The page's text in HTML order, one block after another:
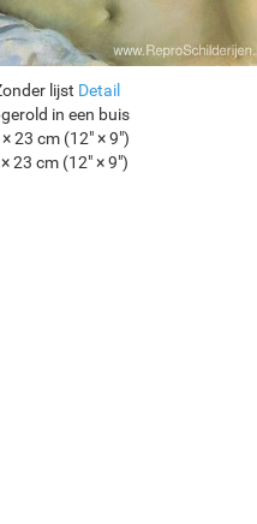
lijst Detail
in een buis
23 cm (12" × 9")
23 cm (12" × 9")